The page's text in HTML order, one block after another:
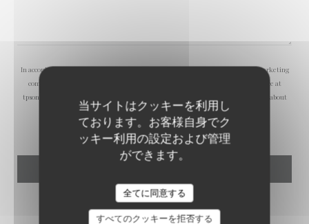
当サイトはクッキーを利用し
ております。お客様自身でク
ッキー利用の設定および管理
ができます。
全てに同意する
すべてのクッキーを拒否する
In accordance with data protection regulations, you have the right to opt out of marketing
communications. UK residents can register with the Telephone Preference Service at
tpsonline.org.uk
. For more information about
how we process your data, please see ourprivacy policy